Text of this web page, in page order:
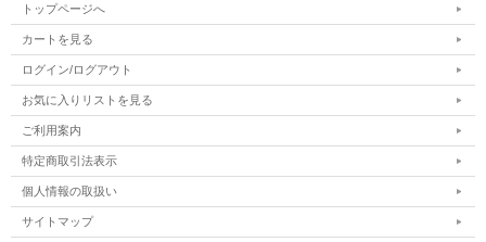
トップページへ
カートを見る
ログイン/ログアウト
お気に入りリストを見る
ご利用案内
特定商取引法表示
個人情報の取扱い
サイトマップ